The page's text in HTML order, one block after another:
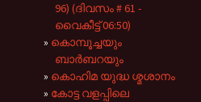
96) (ദിവസം # 61 -
വൈകീട്ട് 06:50)
കൊമ്പൂച്ചയും
ബാർബറയും
കൊഹിമ യുദ്ധ ശ്മശാനം
കോട്ട വളപ്പിലെ